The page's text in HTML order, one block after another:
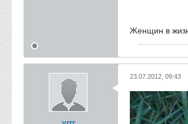
Женщин в
23.07.2012, 09:43